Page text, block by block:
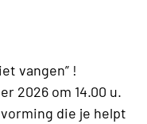
vangen” !
2026 om 14.00 u.
die je helpt